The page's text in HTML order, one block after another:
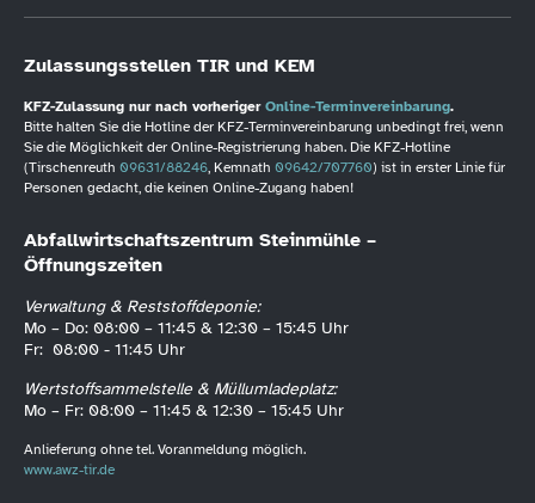
Zulassungsstellen TIR und KEM
KFZ-Zulassung nur nach vorheriger Online-Terminvereinbarung.
Bitte halten Sie die Hotline der KFZ-Terminvereinbarung unbedingt frei, wenn
Sie die Möglichkeit der Online-Registrierung haben. Die KFZ-Hotline
(Tirschenreuth 09631/88246, Kemnath 09642/707760) ist in erster Linie für
Personen gedacht, die keinen Online-Zugang haben!
Abfallwirtschaftszentrum Steinmühle –
Öffnungszeiten
Verwaltung & Reststoffdeponie:
Mo – Do: 08:00 – 11:45 & 12:30 – 15:45 Uhr
Fr: 08:00 - 11:45 Uhr
Wertstoffsammelstelle & Müllumladeplatz:
Mo – Fr: 08:00 – 11:45 & 12:30 – 15:45 Uhr
Anlieferung ohne tel. Voranmeldung möglich.
www.awz-tir.de